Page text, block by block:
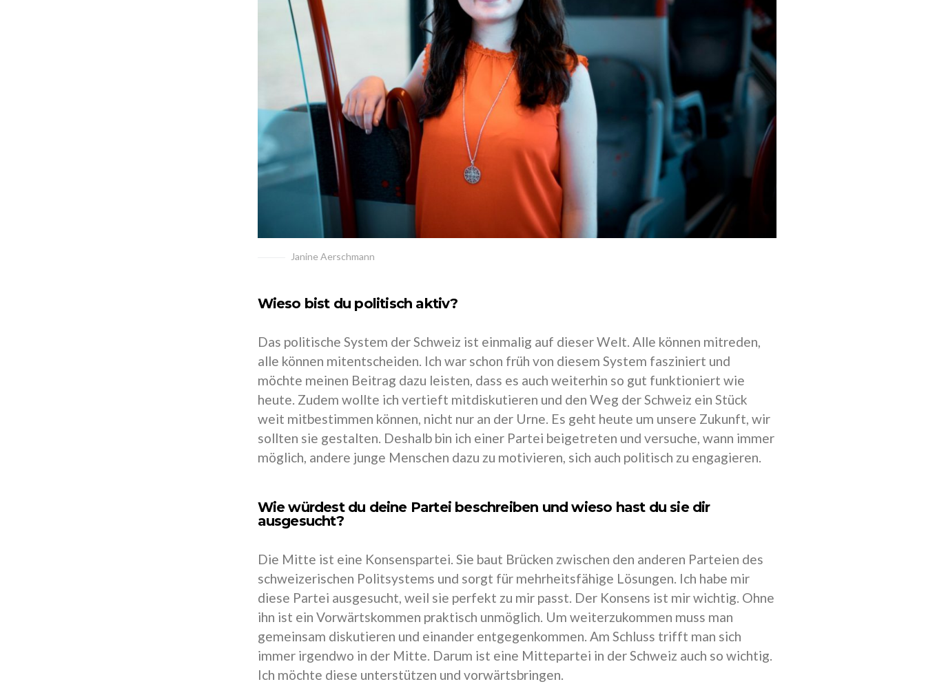
Janine Aerschmann
Wieso bist du politisch aktiv?
Das politische System der Schweiz ist einmalig auf dieser Welt. Alle können mitreden,
alle können mitentscheiden. Ich war schon früh von diesem System fasziniert und
möchte meinen Beitrag dazu leisten, dass es auch weiterhin so gut funktioniert wie
heute. Zudem wollte ich vertieft mitdiskutieren und den Weg der Schweiz ein Stück
weit mitbestimmen können, nicht nur an der Urne. Es geht heute um unsere Zukunft, wir
sollten sie gestalten. Deshalb bin ich einer Partei beigetreten und versuche, wann immer
möglich, andere junge Menschen dazu zu motivieren, sich auch politisch zu engagieren.
Wie würdest du deine Partei beschreiben und wieso hast du sie dir
ausgesucht?
Die Mitte ist eine Konsenspartei. Sie baut Brücken zwischen den anderen Parteien des
schweizerischen Politsystems und sorgt für mehrheitsfähige Lösungen. Ich habe mir
diese Partei ausgesucht, weil sie perfekt zu mir passt. Der Konsens ist mir wichtig. Ohne
ihn ist ein Vorwärtskommen praktisch unmöglich. Um weiterzukommen muss man
gemeinsam diskutieren und einander entgegenkommen. Am Schluss trifft man sich
immer irgendwo in der Mitte. Darum ist eine Mittepartei in der Schweiz auch so wichtig.
Ich möchte diese unterstützen und vorwärtsbringen.